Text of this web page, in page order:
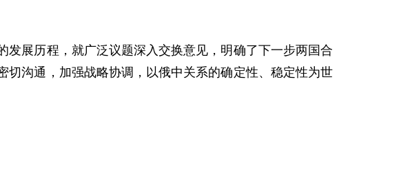
展历程，就广泛议题深入交换意见，明确了下一步两国合
沟通，加强战略协调，以俄中关系的确定性、稳定性为世